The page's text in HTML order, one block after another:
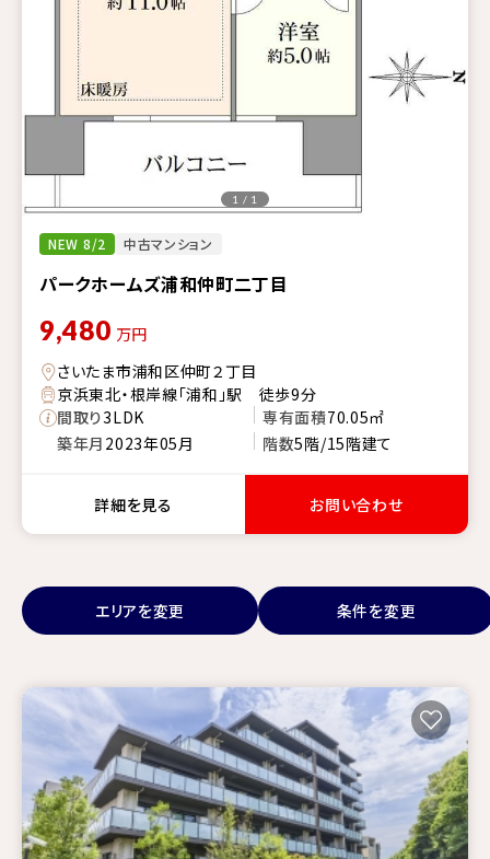
NEW 8/2 中古マンション
パークホームズ浦和仲町二丁目
1 / 1
9,480 万円
さいたま市浦和区仲町２丁目
京浜東北・根岸線「浦和」駅 徒歩9分
間取り3LDK 専有面積70.05㎡
築年月 2023年05月 階数5階/15階建て
詳細を見る お問い合わせ
エリアを変更 条件を変更